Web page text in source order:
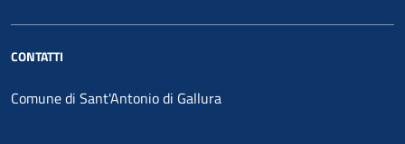
CONTATTI
Comune di Sant'Antonio di Gallura